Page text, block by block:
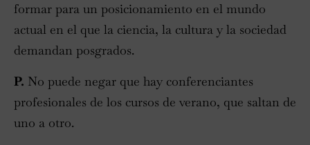
formar para un posicionamiento en el mundo
actual en el que la ciencia, la cultura y la sociedad
demandan posgrados.
P. No puede negar que hay conferenciantes
profesionales de los cursos de verano, que saltan de
uno a otro.